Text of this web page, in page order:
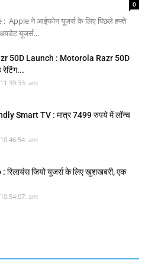
0
Apple ने आईफोन यूजर्स के लिए पिछले हफ्ते
यूजर्स...
50D Launch : Motorola Razr 50D
रेटिंग...
am
Smart TV : मात्र 7499 रुपये में लॉन्च
am
जियो यूजर्स के लिए खुशखबरी, एक
am